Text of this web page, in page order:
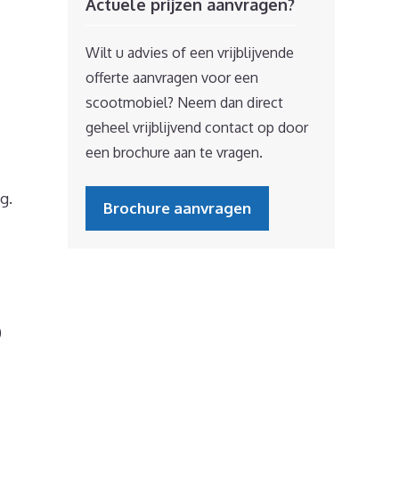
Actuele prijzen aanvragen?
Wilt u advies of een vrijblijvende
offerte aanvragen voor een
scootmobiel? Neem dan direct
geheel vrijblijvend contact op door
een brochure aan te vragen.
Brochure aanvragen